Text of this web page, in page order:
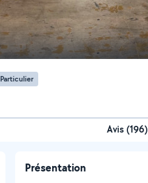
Particulier
Avis (196)
Présentation